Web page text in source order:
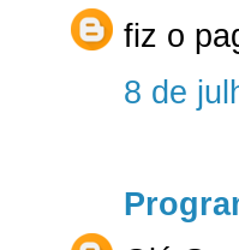
fiz o
8 de